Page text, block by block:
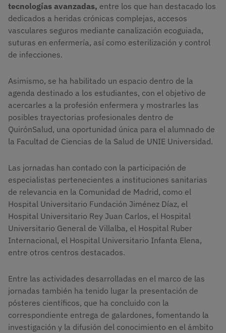
tecnologías avanzadas, entre los que han destacado los
dedicados a heridas crónicas complejas, accesos
vasculares seguros mediante canalización ecoguiada,
suturas en enfermería, así como esterilización y control
de infecciones.
Asimismo, se ha habilitado un espacio dentro de la
agenda destinado a los estudiantes, con el objetivo de
acercarles a la profesión enfermera y mostrarles las
posibles trayectorias profesionales dentro de
QuirónSalud, una oportunidad única para el alumnado de
la Facultad de Ciencias de la Salud de UNIE Universidad.
Las jornadas han contado con la participación de
especialistas pertenecientes a instituciones sanitarias
de relevancia en la Comunidad de Madrid, como el
Hospital Universitario Fundación Jiménez Díaz, el
Hospital Universitario Rey Juan Carlos, el Hospital
Universitario General de Villalba, el Hospital Ruber
Internacional, el Hospital Universitario Infanta Elena,
entre otros centros destacados.
Entre las actividades desarrolladas en el marco de las
jornadas también ha tenido lugar la presentación de
pósteres científicos, que ha concluido con la
correspondiente entrega de galardones, fomentando la
investigación y la difusión del conocimiento en el ámbito